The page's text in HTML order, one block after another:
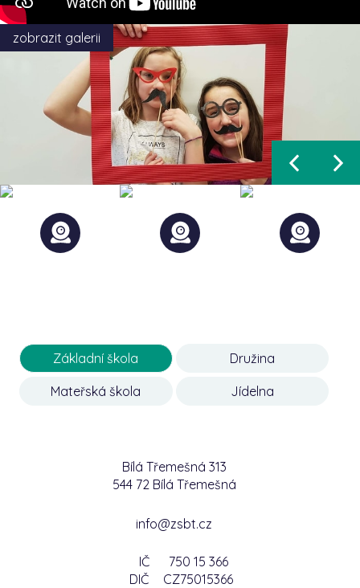
zobrazit galerii
Základní škola Družina
Mateřská škola Jídelna
Bílá Třemešná 313
544 72 Bílá Třemešná
info@zsbt.cz
IČ
750 15 366
DIČ
CZ75015366